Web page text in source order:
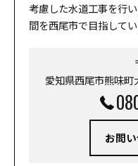
考慮した水道工事を行
間を西尾市で目指してい
愛知県西尾市熊味町
お問